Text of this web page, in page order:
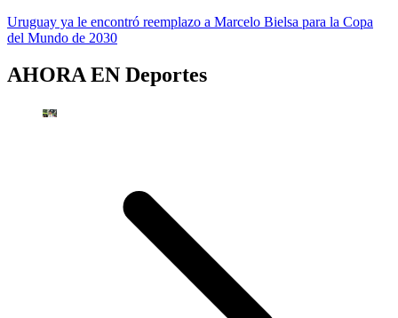
Uruguay ya le encontró reemplazo a Marcelo Bielsa para la Copa
del Mundo de 2030
AHORA EN Deportes